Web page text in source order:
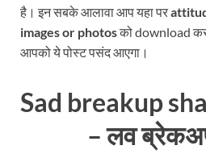
है। इन सबके आलावा आप यहा पर
images or photosको download
आपको ये पोस्ट पसंद आएगा।
Sad breakup
– लव